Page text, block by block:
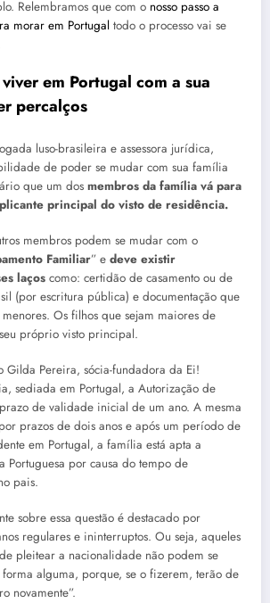
Relembramos que com o nosso passo a
morar em Portugal todo o processo vai se
em Portugal com a sua
percalços
luso-brasileira e assessora jurídica,
de poder se mudar com sua família
que um dos membros da família vá para
principal do visto de residência.
membros podem se mudar com o
Familiar” e deve existir
laços como: certidão de casamento ou de
(por escritura pública) e documentação que
Os filhos que sejam maiores de
próprio visto principal.
Gilda Pereira, sócia-fundadora da Ei!
sediada em Portugal, a Autorização de
de validade inicial de um ano. A mesma
prazos de dois anos e após um período de
em Portugal, a família está apta a
por causa do tempo de
pais.
sobre essa questão é destacado por
regulares e ininterruptos. Ou seja, aqueles
pleitear a nacionalidade não podem se
alguma, porque, se o fizerem, terão de
novamente”.